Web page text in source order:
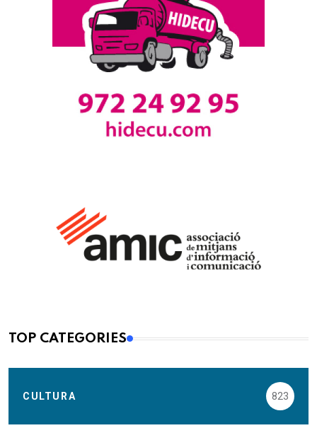
TOP CATEGORIES
CULTURA 823